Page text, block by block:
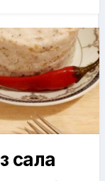
сала